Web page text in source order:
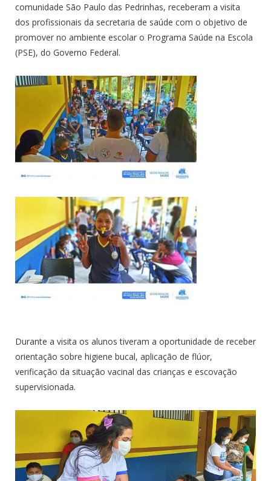
comunidade São Paulo das Pedrinhas, receberam a visita
dos profissionais da secretaria de saúde com o objetivo de
promover no ambiente escolar o Programa Saúde na Escola
(PSE), do Governo Federal.
Durante a visita os alunos tiveram a oportunidade de receber
orientação sobre higiene bucal, aplicação de flúor,
verificação da situação vacinal das crianças e escovação
supervisionada.